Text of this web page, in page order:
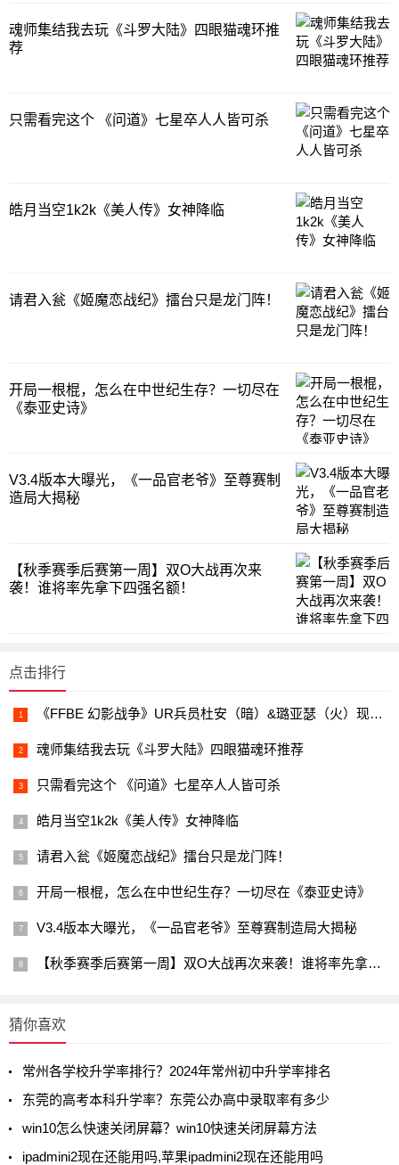
魂师集结我去玩《斗罗大陆》四眼猫魂环推
荐
只需看完这个 《问道》七星卒人人皆可杀
皓月当空1k2k《美人传》女神降临
请君入瓮《姬魔恋战纪》擂台只是龙门阵！
开局一根棍，怎么在中世纪生存？一切尽在
《泰亚史诗》
V3.4版本大曝光，《一品官老爷》至尊赛制
造局大揭秘
【秋季赛季后赛第一周】双O大战再次来
袭！谁将率先拿下四强名额！
点击排行
《FFBE 幻影战争》UR兵员杜安（暗）&璐亚瑟（火）现已登场！
魂师集结我去玩《斗罗大陆》四眼猫魂环推荐
只需看完这个 《问道》七星卒人人皆可杀
皓月当空1k2k《美人传》女神降临
请君入瓮《姬魔恋战纪》擂台只是龙门阵！
开局一根棍，怎么在中世纪生存？一切尽在《泰亚史诗》
V3.4版本大曝光，《一品官老爷》至尊赛制造局大揭秘
【秋季赛季后赛第一周】双O大战再次来袭！谁将率先拿下四强名额！
猜你喜欢
常州各学校升学率排行？2024年常州初中升学率排名
东莞的高考本科升学率？东莞公办高中录取率有多少
win10怎么快速关闭屏幕？win10快速关闭屏幕方法
ipadmini2现在还能用吗,苹果ipadmini2现在还能用吗